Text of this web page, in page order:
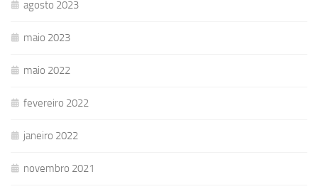
agosto 2023
maio 2023
maio 2022
fevereiro 2022
janeiro 2022
novembro 2021